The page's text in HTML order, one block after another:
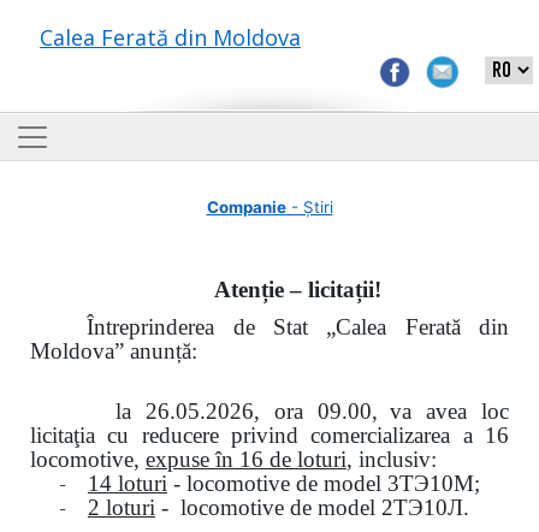
Calea Ferată din Moldova
Companie- Știri
Atenție – licitații!
Întreprinderea de Stat „Calea Ferată din
Moldova” anunță:
la 26.05.2026, ora 09.00, va avea loc
licitaţia cu reducere privind comercializarea a 16
locomotive, expuse în 16 de loturi, inclusiv:
- 14 loturi - locomotive de model 3ТЭ10М;
- 2 loturi - locomotive de model 2ТЭ10Л.